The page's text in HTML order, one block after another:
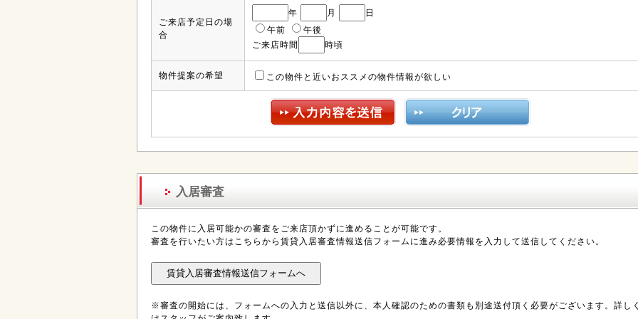
ご来店予定日の場
合
年 月
日
午前
午後
ご来店時間
時頃
物件提案の希望 この物件と近いおススメの物件情報が欲しい
入居審査
この物件に入居可能かの審査をご来店頂かずに進めることが可能です。
審査を行いたい方はこちらから賃貸入居審査情報送信フォームに進み必要情報を入力して送信してください。
※審査の開始には、フォームへの入力と送信以外に、本人確認のための書類も別途送付頂く必要がございます。詳し